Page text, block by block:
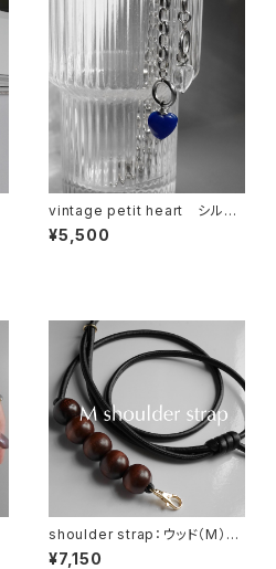
vintage petit heart シルバ
ーブレスレット
¥5,500
shoulder strap：ウッド（M）×
5 ブラウン / ブラック
¥7,150